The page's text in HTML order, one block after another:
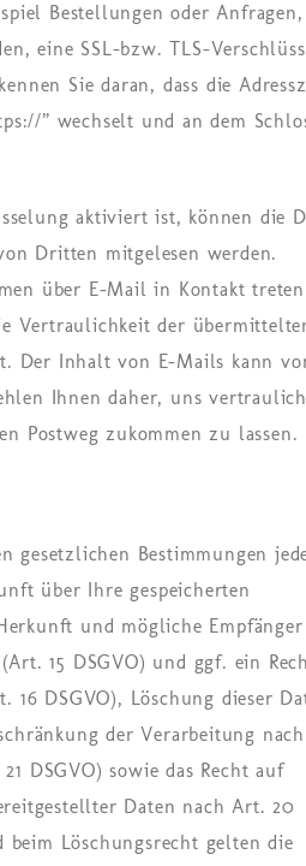
Bestellungen oder
eine SSL-bzw. TLS-
Sie daran, dass die
” wechselt und an dem
aktiviert ist, können die
Dritten mitgelesen werden.
über E-Mail in Kon­takt
Ver­trau­lich­keit der
Der In­halt von E-Mails kann
Ihnen daher, uns
Post­weg zu­kom­men zu las­sen.
gesetzlichen Bestimmungen
über Ihre gespeicherten
und mögliche
15 DSGVO) und ggf. ein
DSGVO), Löschung dieser
der Verarbeitung
DSGVO) sowie das Recht auf
Daten nach Art. 20
beim Löschungsrecht gelten die